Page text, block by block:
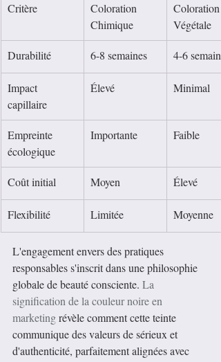
Critère
Coloration
Chimique
Coloration
Végétale
Durabilité 6-8 semaines 4-6
Impact
capillaire
Élevé Minimal
Empreinte
écologique
Importante Faible
Coût initial Moyen Élevé
Flexibilité Limitée Moyenne
L'engagement envers des pratiques
responsables s'inscrit dans une philosophie
globale de beauté consciente. La
signification de la couleur noire en
marketing révèle comment cette teinte
communique des valeurs de sérieux et
d'authenticité, parfaitement alignées avec